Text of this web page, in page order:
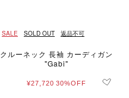
SALE SOLD OUT 返品不可
クルーネック 長袖 カーディガン
"Gabi"
¥27,720 30%OFF